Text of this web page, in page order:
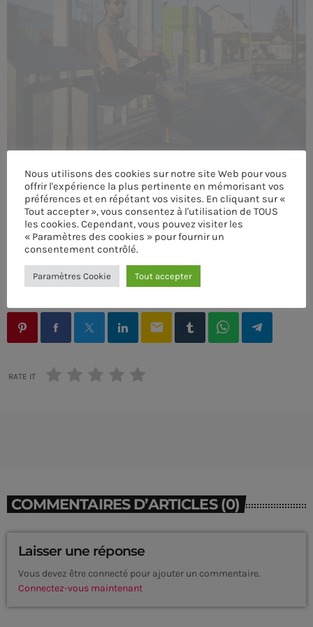
PRIVACY POLICY
CUSTOM PLAYER
CURRENT SHOW
ÉCRIT PAR:ADMIN
email
RATE IT
COMMENTAIRES D’ARTICLES (0)
Laisser une réponse
Vous devez être connecté pour ajouter un commentaire.
Connectez-vous maintenant
Nous utilisons des cookies sur notre site Web pour vous
offrir l'expérience la plus pertinente en mémorisant vos
préférences et en répétant vos visites. En cliquant sur «
Tout accepter », vous consentez à l'utilisation de TOUS
les cookies. Cependant, vous pouvez visiter les
« Paramètres des cookies » pour fournir un
consentement contrôlé.
Paramètres Cookie Tout accepter